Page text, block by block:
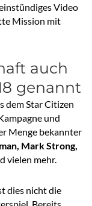
Video
Mission mit
auch
genannt
dem Star Citizen
und
Menge bekannter
Mark Strong,
vielen mehr.
dies nicht die